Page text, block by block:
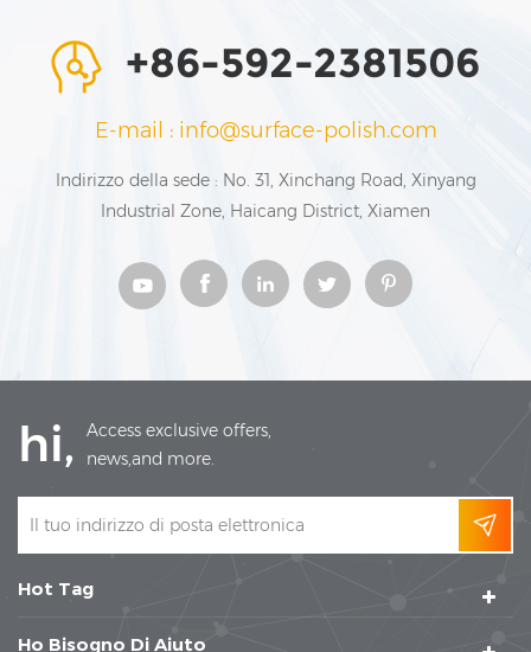
+86-592-2381506
E-mail : info@surface-polish.com
Indirizzo della sede : No. 31, Xinchang Road, Xinyang
Industrial Zone, Haicang District, Xiamen
hi,
Access exclusive offers,
news,and more.
Hot Tag
Ho Bisogno Di Aiuto